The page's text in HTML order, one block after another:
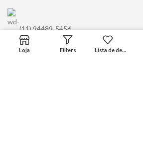
(11) 94489-5456
Loja Filters Lista de desejo